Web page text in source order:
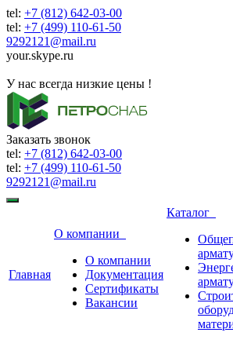
tel: +7 (812) 642-03-00
tel: +7 (499) 110-61-50
9292121@mail.ru
your.skype.ru
У нас всегда низкие цены !
Заказать звонок
tel: +7 (812) 642-03-00
tel: +7 (499) 110-61-50
9292121@mail.ru
Главная
О компании
О компании
Документация
Сертификаты
Вакансии
Каталог